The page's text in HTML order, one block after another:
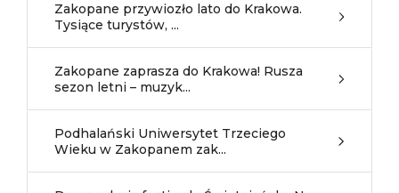
Zakopane przywiozło lato do Krakowa.
Tysiące turystów, ...
Zakopane zaprasza do Krakowa! Rusza
sezon letni – muzyk...
Podhalański Uniwersytet Trzeciego
Wieku w Zakopanem zak...